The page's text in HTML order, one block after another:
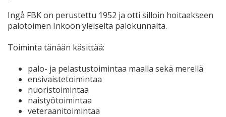
Ingå FBK on perustettu 1952 ja otti silloin hoitaakseen
palotoimen Inkoon yleiseltä palokunnalta.
Toiminta tänään käsittää:
palo- ja pelastustoimintaa maalla sekä merellä
ensivaistetoimintaa
nuoristoimintaa
naistyötoimintaa
veteraanitoimintaa